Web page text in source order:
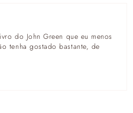
do John Green que eu menos
tenha gostado bastante, de